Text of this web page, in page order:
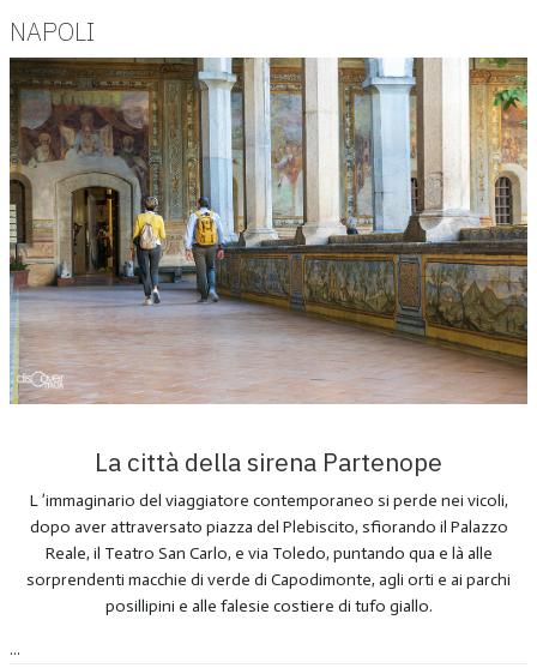
NAPOLI
La città della sirena Partenope
L ’immaginario del viaggiatore contemporaneo si perde nei vicoli,
dopo aver attraversato piazza del Plebiscito, sfiorando il Palazzo
Reale, il Teatro San Carlo, e via Toledo, puntando qua e là alle
sorprendenti macchie di verde di Capodimonte, agli orti e ai parchi
posillipini e alle falesie costiere di tufo giallo.
...